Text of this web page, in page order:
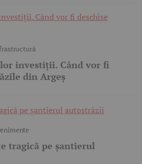
investiții. Când vor fi
din Argeș
tragică pe șantierul